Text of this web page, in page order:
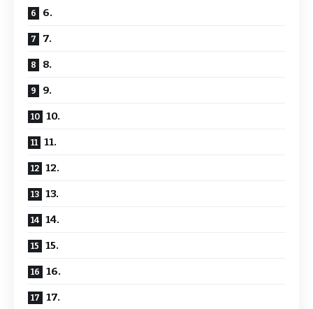
6.
7.
8.
9.
10.
11.
12.
13.
14.
15.
16.
17.